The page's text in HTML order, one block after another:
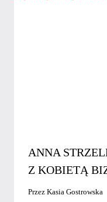
ANNA
Z KOBIETĄ
Przez Kasia Gostrowska